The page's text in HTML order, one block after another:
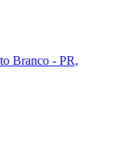
Branco - PR,